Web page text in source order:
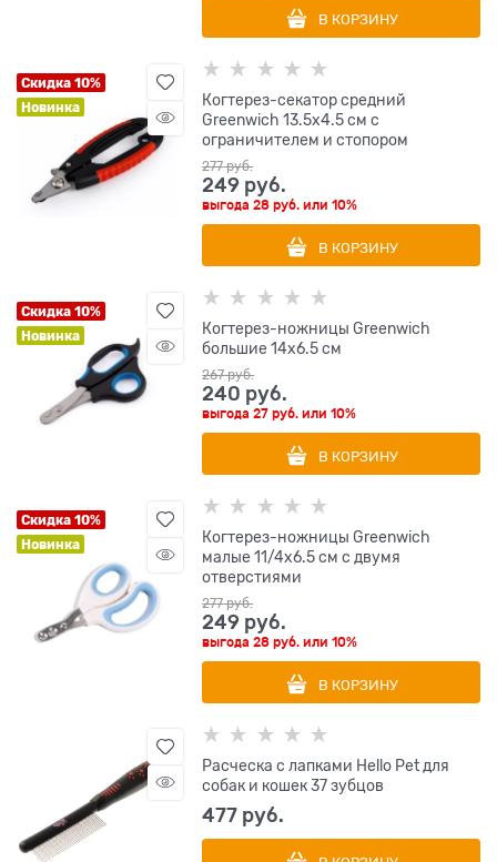
В КОРЗИНУ
Скидка 10%
Новинка
Когтерез-секатор средний
Greenwich 13.5х4.5 см с
ограничителем и стопором
277 руб.
249 руб.
выгода28 руб. или10%
В КОРЗИНУ
Скидка 10%
Новинка
Когтерез-ножницы Greenwich
большие 14х6.5 см
267 руб.
240 руб.
выгода27 руб. или10%
В КОРЗИНУ
Скидка 10%
Новинка
Когтерез-ножницы Greenwich
малые 11/4х6.5 см с двумя
отверстиями
277 руб.
249 руб.
выгода28 руб. или10%
В КОРЗИНУ
Расческа с лапками Hello Pet для
собак и кошек 37 зубцов
477 руб.